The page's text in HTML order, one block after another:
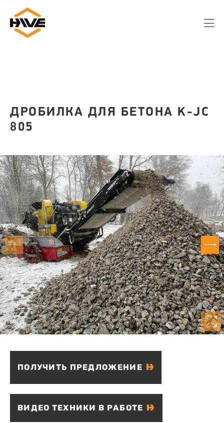
ДРОБИЛКА ДЛЯ БЕТОНА K-JC
805
ПОЛУЧИТЬ ПРЕДЛОЖЕНИЕ
ВИДЕО ТЕХНИКИ В РАБОТЕ